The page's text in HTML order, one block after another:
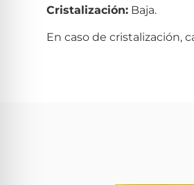
Cristalización: Baja.
En caso de cristalización,